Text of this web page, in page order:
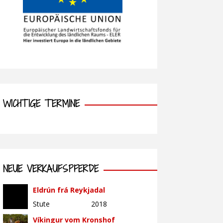
WICHTIGE TERMINE
NEUE VERKAUFSPFERDE
Eldrún frá Reykjadal
Stute
2018
Víkingur vom Kronshof